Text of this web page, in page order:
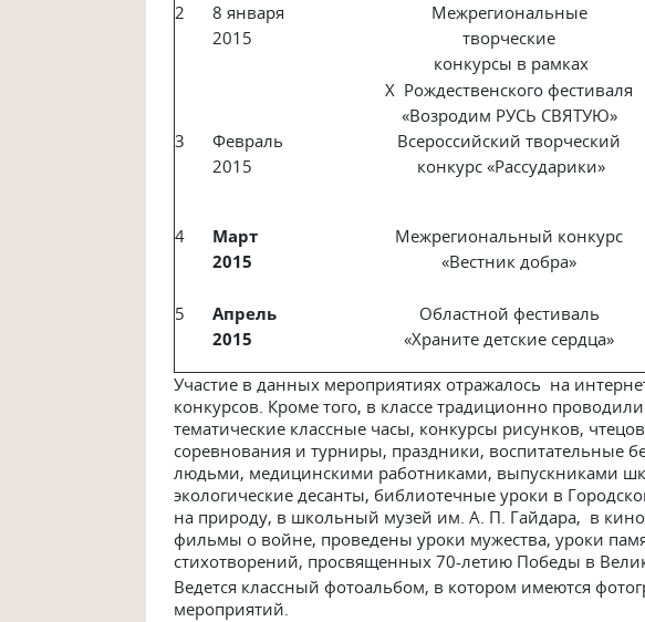
2
8 января
2015
Межрегиональные
творческие
конкурсы в рамках
Х Рождественского фестиваля
«Возродим РУСЬ СВЯТУЮ»
3
Февраль
2015
Всероссийский творческий
конкурс «Рассударики»
4
Март
2015
Межрегиональный конкурс
«Вестник добра»
5
Апрель
2015
Областной фестиваль
«Храните детские сердца»
Участие в данных мероприятиях отражалось на
конкурсов. Кроме того, в классе традиционно
тематические классные часы, конкурсы рисунков,
соревнования и турниры, праздники, воспитательные
людьми, медицинскими работниками, выпускниками
экологические десанты, библиотечные уроки в
на природу, в школьный музей им. А. П. Гайдара, в
фильмы о войне, проведены уроки мужества, уроки
стихотворений, просвященных 70-летию Победы в
Ведется классный фотоальбом, в котором имеются
мероприятий.